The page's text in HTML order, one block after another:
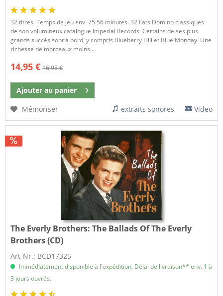
32 titres. Temps de jeu env. 75:56 minutes. 32 Fats Domino classiques
de son volumineux catalogue Imperial Records. Certains de ses plus
grands succès sont à bord, y compris Blueberry Hill et Blue Monday. Une
richesse de morceaux moins...
14,95 € 16,95 €
Ajouter au panier
Mémoriser
extraits sonores Video
The Everly Brothers:The Ballads Of The Everly
Brothers (CD)
Art-Nr.: BCD17325
Immédiatement disponible à l'expédition, Délai de livraison** env. 1 à
3 jours ouvrés.